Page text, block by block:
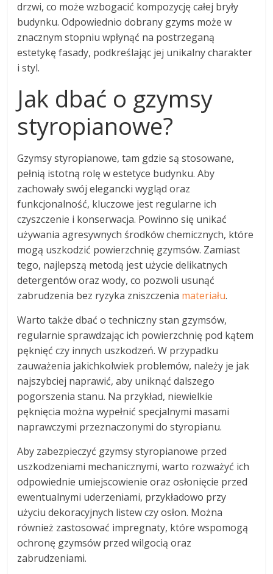
drzwi, co może wzbogacić kompozycję całej bryły
budynku. Odpowiednio dobrany gzyms może w
znacznym stopniu wpłynąć na postrzeganą
estetykę fasady, podkreślając jej unikalny charakter
i styl.
Jak dbać o gzymsy
styropianowe?
Gzymsy styropianowe, tam gdzie są stosowane,
pełnią istotną rolę w estetyce budynku. Aby
zachowały swój elegancki wygląd oraz
funkcjonalność, kluczowe jest regularne ich
czyszczenie i konserwacja. Powinno się unikać
używania agresywnych środków chemicznych, które
mogą uszkodzić powierzchnię gzymsów. Zamiast
tego, najlepszą metodą jest użycie delikatnych
detergentów oraz wody, co pozwoli usunąć
zabrudzenia bez ryzyka zniszczenia materiału.
Warto także dbać o techniczny stan gzymsów,
regularnie sprawdzając ich powierzchnię pod kątem
pęknięć czy innych uszkodzeń. W przypadku
zauważenia jakichkolwiek problemów, należy je jak
najszybciej naprawić, aby uniknąć dalszego
pogorszenia stanu. Na przykład, niewielkie
pęknięcia można wypełnić specjalnymi masami
naprawczymi przeznaczonymi do styropianu.
Aby zabezpieczyć gzymsy styropianowe przed
uszkodzeniami mechanicznymi, warto rozważyć ich
odpowiednie umiejscowienie oraz osłonięcie przed
ewentualnymi uderzeniami, przykładowo przy
użyciu dekoracyjnych listew czy osłon. Można
również zastosować impregnaty, które wspomogą
ochronę gzymsów przed wilgocią oraz
zabrudzeniami.